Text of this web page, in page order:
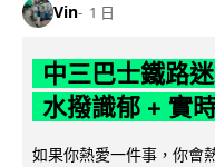
Vin 1 日
中三巴士鐵路
水撥識郁 + 實
如果你熱愛一件事，你會